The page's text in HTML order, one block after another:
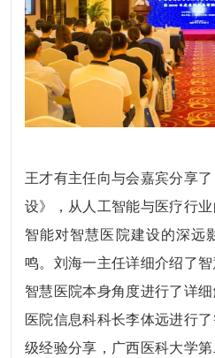
王才有主任向与会嘉宾分享
设》，从人工智能与医疗行
智能对智慧医院建设的深远
鸣。刘海一主任详细介绍了
智慧医院本身角度进行了详
医院信息科科长李体远进行
级经验分享，广西医科大学